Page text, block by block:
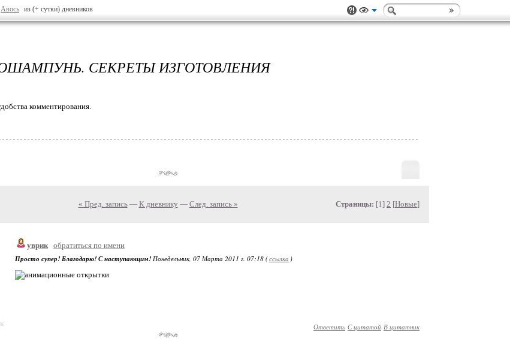
Авось из (+ сутки) дневников
СЕКРЕТЫ ИЗГОТОВЛЕНИЯ
комментирования.
« Пред. запись— К дневнику — След. запись » Страницы: [1] 2 [Новые]
уврик обратиться по имени
Просто супер! Благодарю! С наступающим! Понедельник, 07 Марта 2011 г. 07:18 (ссылка )
Ответить С цитатой В цитатник